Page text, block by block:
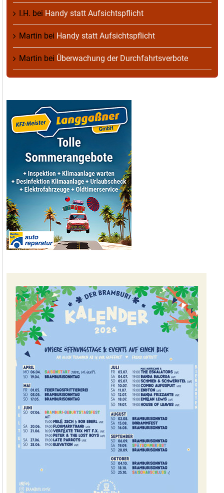
I.H. bei Handy statt Aufsichtspflicht
Martin bei Handy statt Aufsichtspflicht
Martin bei Überwachung der Durchfahrtsverbote